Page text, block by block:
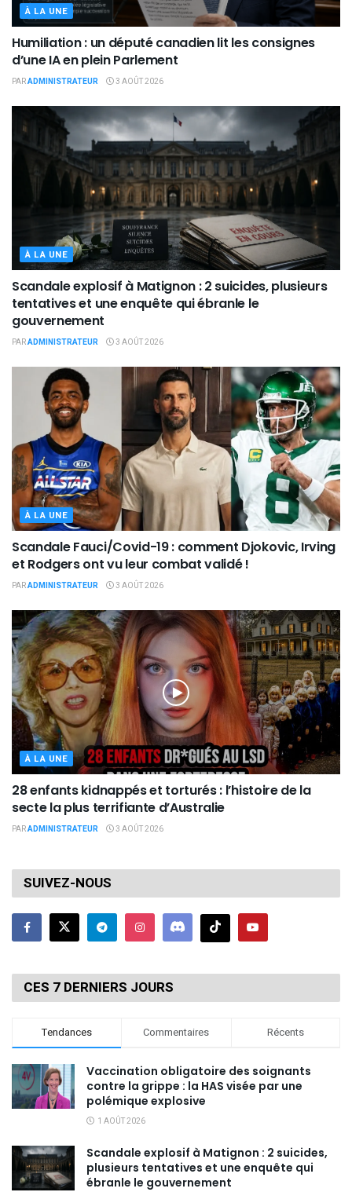
À LA UNE
Humiliation : un député canadien lit les consignes
d’une IA en plein Parlement
PARADMINISTRATEUR 3 AOÛT 2026
À LA UNE
Scandale explosif à Matignon : 2 suicides, plusieurs
tentatives et une enquête qui ébranle le
gouvernement
PARADMINISTRATEUR 3 AOÛT 2026
À LA UNE
Scandale Fauci/Covid-19 : comment Djokovic, Irving
et Rodgers ont vu leur combat validé !
PARADMINISTRATEUR 3 AOÛT 2026
À LA UNE
28 enfants kidnappés et torturés : l’histoire de la
secte la plus terrifiante d’Australie
PARADMINISTRATEUR 3 AOÛT 2026
SUIVEZ-NOUS
CES 7 DERNIERS JOURS
Tendances Commentaires Récents
Vaccination obligatoire des soignants
contre la grippe : la HAS visée par une
polémique explosive
1 AOÛT 2026
Scandale explosif à Matignon : 2 suicides,
plusieurs tentatives et une enquête qui
ébranle le gouvernement